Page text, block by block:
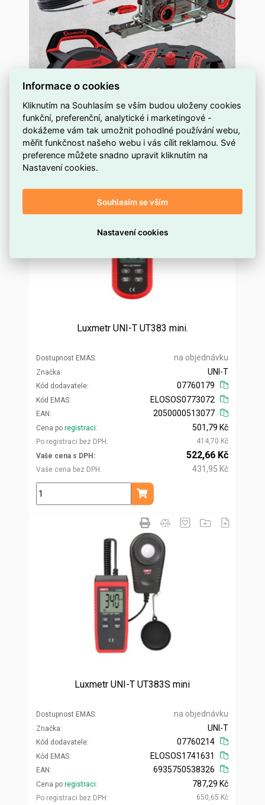
Luxmetr UNI-T UT383 mini.
Dostupnost EMAS na objednávku
Značka
Kód dodavatele
UNI-T
07760179
Kód EMAS
EAN
ELOSOS0773072
2050000513077
Cena po registraci
Po registraci bez DPH
501,79 Kč
414,70 Kč
Vaše cena s DPH
Vaše cena bez DPH
522,66 Kč
431,95 Kč
ks
Přidat do košíku
Luxmetr UNI-T UT383S mini
Dostupnost EMAS na objednávku
Značka
Kód dodavatele
UNI-T
07760214
Kód EMAS
EAN
ELOSOS1741631
6935750538326
Cena po registraci
Po registraci bez DPH
787,29 Kč
650,65 Kč
Informace o cookies
Kliknutím na Souhlasím se vším budou uloženy cookies
funkční, preferenční, analytické i marketingové -
dokážeme vám tak umožnit pohodlné používání webu,
měřit funkčnost našeho webu i vás cílit reklamou. Své
preference můžete snadno upravit kliknutím na
Nastavení cookies.
Souhlasím se vším
Nastavení cookies